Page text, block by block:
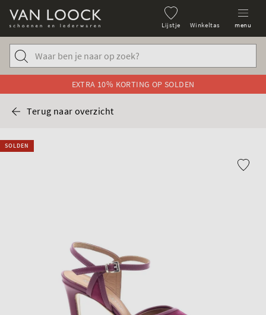
Lijstje Winkeltas menu
EXTRA 10% KORTING OP SOLDEN
Terug naar overzicht
SOLDEN